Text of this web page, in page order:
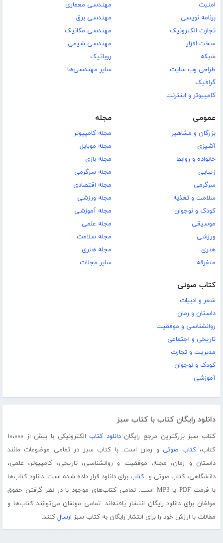
امنیت
برنامه نویسی
تجارت الکترونیک
سخت افزار
شبکه
طراحی وب سایت
گرافیک
کامپیوتر و اینترنت
مهندسی معماری
مهندسی برق
مهندسی مکانیک
مهندسی شیمی
روباتیک
سایر مهندسی‌ها
عمومی
بزرگان و مشاهیر
آشپزی
خانواده و روابط
زیبایی
سرگرمی
سلامت و تغذیه
کودک و نوجوان
موسیقی
ورزشی
هنری
متفرقه
مجله
مجله کامپیوتر
مجله موبایل
مجله بازی
مجله سرگرمی
مجله اقتصادی
مجله ورزشی
مجله آموزشی
مجله علمی
مجله سلامت
مجله هنری
سایر مجلات
کتاب صوتی
شعر و ادبیات
داستان و رمان
روانشناسی و موفقیت
تاریخی و اجتماعی
مدیریت و تجارت
کودک و نوجوان
آموزشی
دانلود رایگان کتاب با کتاب سبز
کتاب سبز بزرگترین مرجع رایگاندانلود کتاب
الکترونیکی با بیش از ۱۰،۰۰۰
کتاب،کتاب صوتی و رمان است. با کتاب سبز در تمامی موضوعات مانند
داستان و رمان، مجله، موفقیت و روانشناسی، تاریخی، کامپیوتر، علمی،
دانشگاهی، کتاب صوتی و...کتاب برای دانلود قرار داده شده است. دانلود کتاب‌ها
با فرمت PDF یا MP3 است. تمامی کتاب‌های موجود با در نظر گرفتن حقوق
مولفان برای دانلود رایگان انتشار یافته‌اند. تمامی مولفان می‌توانند کتاب‌ها و
مقالات با ارزش خود را برای انتشار رایگان به کتاب سبز ارسال کنند.